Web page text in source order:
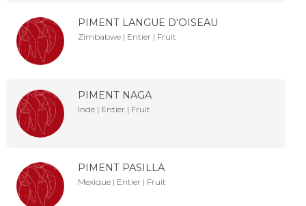
PIMENT LANGUE D'OISEAU
Zimbabwe | Entier | Fruit
PIMENT NAGA
Inde | Entier | Fruit
PIMENT PASILLA
Mexique | Entier | Fruit